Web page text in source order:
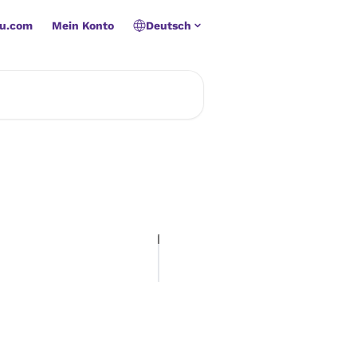
Mein Konto Deutsch